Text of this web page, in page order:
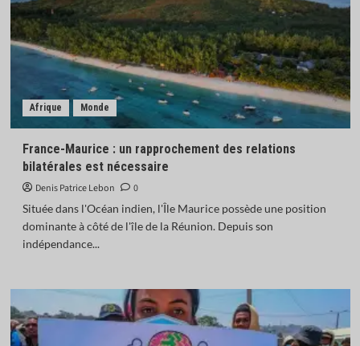
Afrique Monde
France-Maurice : un rapprochement des relations
bilatérales est nécessaire
Denis Patrice Lebon
0
Située dans l'Océan indien, l'Île Maurice possède une position
dominante à côté de l'île de la Réunion. Depuis son
indépendance...